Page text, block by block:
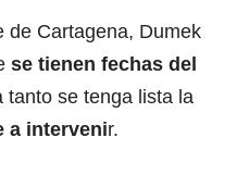
de Cartagena, Dumek
se tienen fechas del
tanto se tenga lista la
a intervenir.